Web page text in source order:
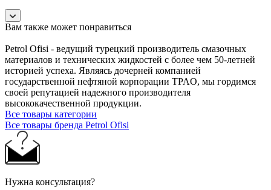
Вам также может понравиться
Petrol Ofisi - ведущий турецкий производитель смазочных
материалов и технических жидкостей с более чем 50-летней
историей успеха. Являясь дочерней компанией
государственной нефтяной корпорации TPAO, мы гордимся
своей репутацией надежного производителя
высококачественной продукции.
Все товары категории
Все товары бренда Petrol Ofisi
Нужна консультация?